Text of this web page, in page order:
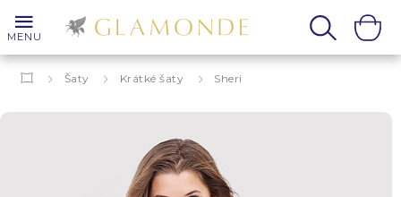
MENU
Šaty Krátké šaty Sheri